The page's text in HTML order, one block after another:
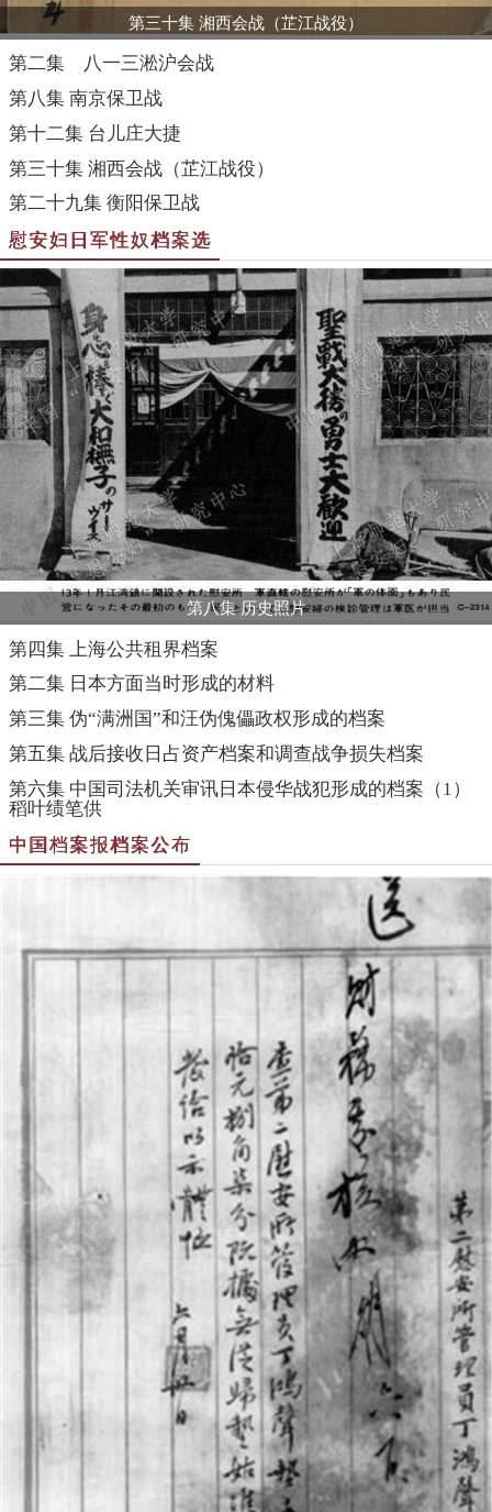
第三十集 湘西会战（芷江战役）
第二集 八一三淞沪会战
第八集 南京保卫战
第十二集 台儿庄大捷
第三十集 湘西会战（芷江战役）
第二十九集 衡阳保卫战
慰安妇日军性奴档案选
第八集 历史照片
第四集 上海公共租界档案
第二集 日本方面当时形成的材料
第三集 伪“满洲国”和汪伪傀儡政权形成的档案
第五集 战后接收日占资产档案和调查战争损失档案
第六集 中国司法机关审讯日本侵华战犯形成的档案（1）
稻叶绩笔供
中国档案报档案公布